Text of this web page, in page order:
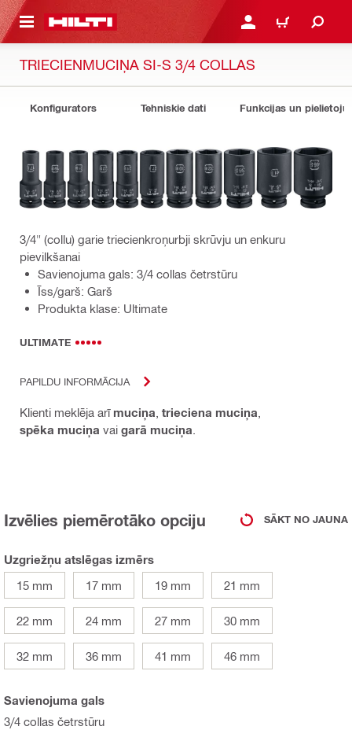
SATURU PIESLĒGTIES VAI
IEPIRKŠANĀS
TRIECIENMUCIŅA SI-S 3/4 COLLAS
Konfigurators Tehniskie dati Funkcijas un
3/4" (collu) garie triecienkroņurbji skrūvju un enkuru
pievilkšanai
Savienojuma gals: 3/4 collas četrstūru
Īss/garš: Garš
Produkta klase: Ultimate
ULTIMATE
PAPILDU INFORMĀCIJA
Klienti meklēja arī muciņa trieciena muciņa
spēka muciņa vai garā muciņa
Izvēlies piemērotāko opciju SĀKT NO JAUNA
Uzgriežņu atslēgas izmērs
15 mm
17 mm 19 mm 21 mm
22 mm 24 mm 27 mm 30 mm
32 mm 36 mm 41 mm 46 mm
Savienojuma gals
3/4 collas četrstūru